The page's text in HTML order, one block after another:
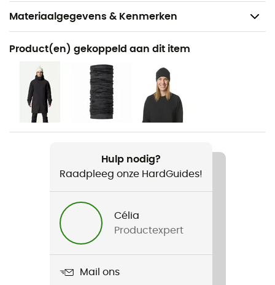
Materiaalgegevens & Kenmerken
Aanbevolen voor
Wandelen / Dagelijks Leven
Heren
Gewicht
M's Power Houdi
Gebruikte Technologieën
Polartec® Power Stretch
Product(en) gekoppeld aan dit item
Hulp nodig?
Raadpleeg onze HardGuides!
Célia
Productexpert
Mail ons